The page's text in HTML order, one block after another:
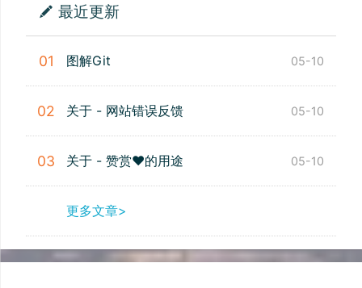
最近更新
01 图解Git 05-10
02 关于 - 网站错误反馈 05-10
03 关于 - 赞赏❤️的用途 05-10
更多文章>